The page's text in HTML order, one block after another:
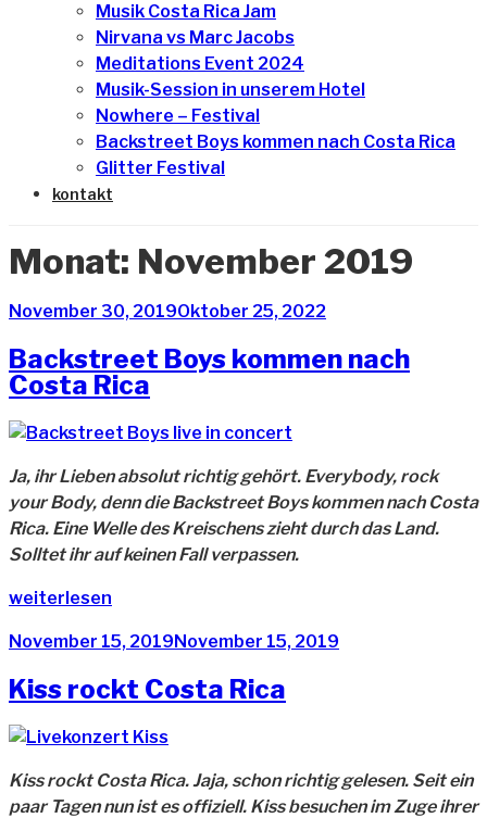
Musik Costa Rica Jam
Nirvana vs Marc Jacobs
Meditations Event 2024
Musik-Session in unserem Hotel
Nowhere – Festival
Backstreet Boys kommen nach Costa Rica
Glitter Festival
kontakt
Monat: November 2019
Veröffentlicht
November 30, 2019Oktober 25, 2022
Backstreet Boys kommen nach
Costa Rica
Ja, ihr Lieben absolut richtig gehört. Everybody, rock
your Body, denn die Backstreet Boys kommen nach Costa
Rica. Eine Welle des Kreischens zieht durch das Land.
Solltet ihr auf keinen Fall verpassen.
„Backstreet
kommen
nach
Costa
Rica“
weiterlesen
Veröffentlicht
November 15, 2019November 15, 2019
Kiss rockt Costa Rica
Kiss rockt Costa Rica. Jaja, schon richtig gelesen. Seit ein
paar Tagen nun ist es offiziell. Kiss besuchen im Zuge ihrer